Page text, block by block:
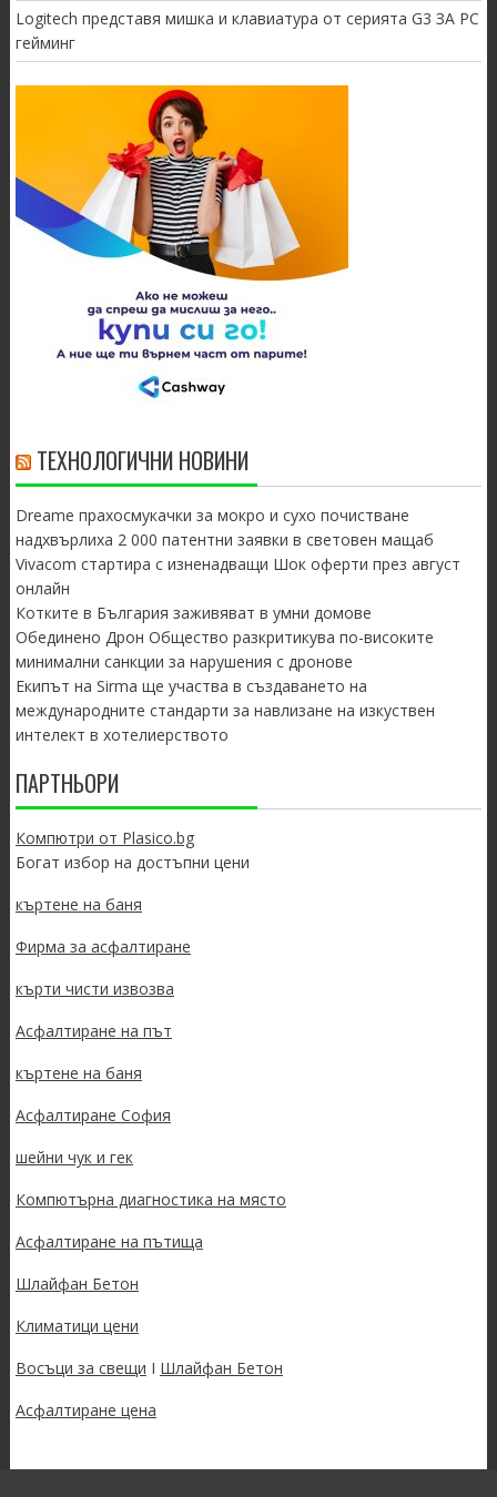
Logitech представя мишка и клавиатура от серията G3 ЗА PC
гейминг
ТЕХНОЛОГИЧНИ НОВИНИ
Dreame прахосмукачки за мокро и сухо почистване
надхвърлиха 2 000 патентни заявки в световен мащаб
Vivacom стартира с изненадващи Шок оферти през август
онлайн
Котките в България заживяват в умни домове
Обединено Дрон Общество разкритикува по-високите
минимални санкции за нарушения с дронове
Екипът на Sirma ще участва в създаването на
международните стандарти за навлизане на изкуствен
интелект в хотелиерството
ПАРТНЬОРИ
Компютри от Plasico.bg
Богат избор на достъпни цени
къртене на баня
Фирма за асфалтиране
кърти чисти извозва
Асфалтиране на път
къртене на баня
Асфалтиране София
шейни чук и гек
Компютърна диагностика на място
Асфалтиране на пътища
Шлайфан Бетон
Климатици цени
Восъци за свещи I Шлайфан Бетон
Асфалтиране цена